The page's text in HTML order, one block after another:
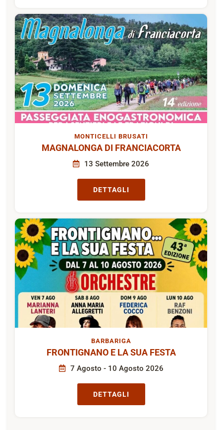
MONTICELLI BRUSATI
MAGNALONGA DI FRANCIACORTA
13 Settembre 2026
DETTAGLI
BARBARIGA
FRONTIGNANO E LA SUA FESTA
7 Agosto - 10 Agosto 2026
DETTAGLI